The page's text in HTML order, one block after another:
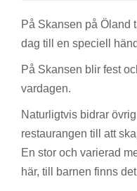
På Skansen på Öland
dag till en speciell
På Skansen blir fest
vardagen.
Naturligtvis bidrar
restaurangen till att
En stor och varierad
här, till barnen finns